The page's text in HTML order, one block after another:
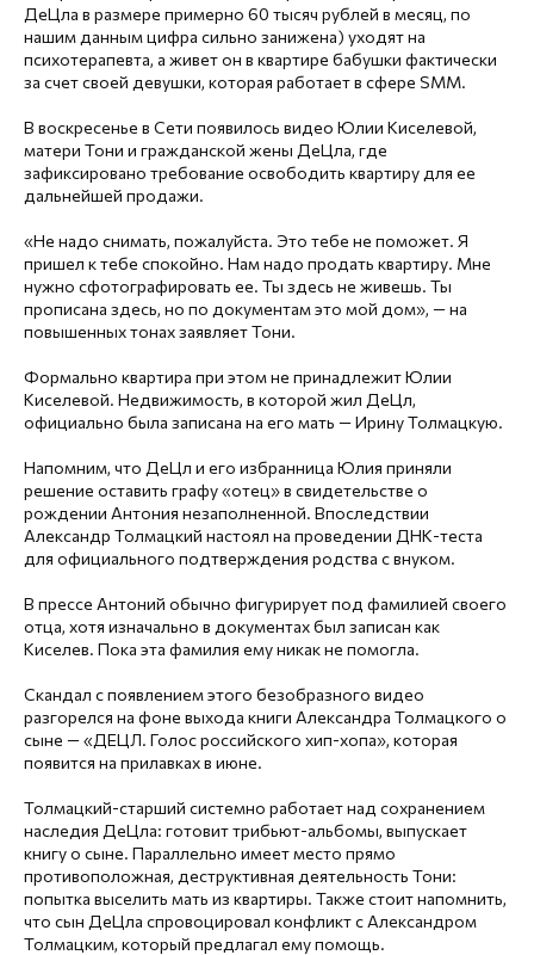
ДеЦла в размере примерно 60 тысяч рублей в месяц, по
нашим данным цифра сильно занижена) уходят на
психотерапевта, а живет он в квартире бабушки фактически
за счет своей девушки, которая работает в сфере SMM.
В воскресенье в Сети появилось видео Юлии Киселевой,
матери Тони и гражданской жены ДеЦла, где
зафиксировано требование освободить квартиру для ее
дальнейшей продажи.
«Не надо снимать, пожалуйста. Это тебе не поможет. Я
пришел к тебе спокойно. Нам надо продать квартиру. Мне
нужно сфотографировать ее. Ты здесь не живешь. Ты
прописана здесь, но по документам это мой дом», — на
повышенных тонах заявляет Тони.
Формально квартира при этом не принадлежит Юлии
Киселевой. Недвижимость, в которой жил ДеЦл,
официально была записана на его мать — Ирину Толмацкую.
Напомним, что ДеЦл и его избранница Юлия приняли
решение оставить графу «отец» в свидетельстве о
рождении Антония незаполненной. Впоследствии
Александр Толмацкий настоял на проведении ДНК-теста
для официального подтверждения родства с внуком.
В прессе Антоний обычно фигурирует под фамилией своего
отца, хотя изначально в документах был записан как
Киселев. Пока эта фамилия ему никак не помогла.
Скандал с появлением этого безобразного видео
разгорелся на фоне выхода книги Александра Толмацкого о
сыне — «ДЕЦЛ. Голос российского хип-хопа», которая
появится на прилавках в июне.
Толмацкий-старший системно работает над сохранением
наследия ДеЦла: готовит трибьют-альбомы, выпускает
книгу о сыне. Параллельно имеет место прямо
противоположная, деструктивная деятельность Тони:
попытка выселить мать из квартиры. Также стоит напомнить,
что сын ДеЦла спровоцировал конфликт с Александром
Толмацким, который предлагал ему помощь.